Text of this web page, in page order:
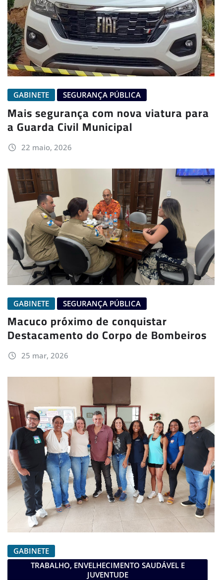
GABINETE SEGURANÇA PÚBLICA
Mais segurança com nova viatura para
a Guarda Civil Municipal
22 maio, 2026
GABINETE SEGURANÇA PÚBLICA
Macuco próximo de conquistar
Destacamento do Corpo de Bombeiros
25 mar, 2026
GABINETE
TRABALHO, ENVELHECIMENTO SAUDÁVEL E
JUVENTUDE